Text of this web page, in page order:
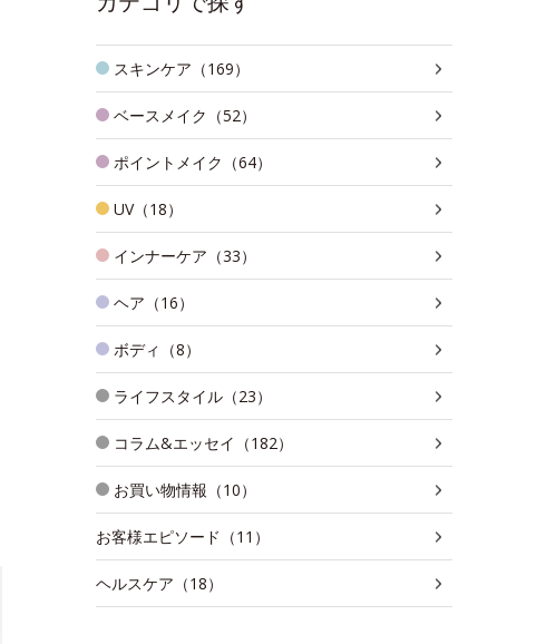
スキンケア（169）
ベースメイク（52）
ポイントメイク（64）
UV（18）
インナーケア（33）
ヘア（16）
ボディ（8）
ライフスタイル（23）
コラム&エッセイ（182）
お買い物情報（10）
お客様エピソード（11）
ヘルスケア（18）